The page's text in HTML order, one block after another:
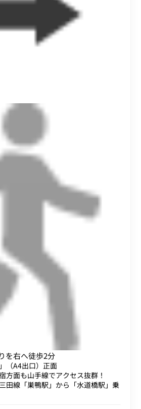
を右へ徒歩2分
（A4出口）正面
方面も山手線でアクセス抜群！
田線「巣鴨駅」から「水道橋駅」乗